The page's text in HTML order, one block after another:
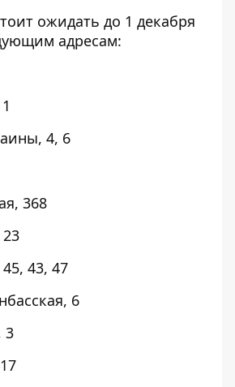
ожидать до 1 декабря
адресам:
4, 6
368
23
45, 43, 47
6
3
17